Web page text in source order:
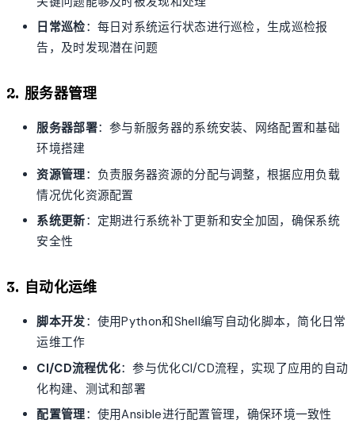
日常巡检：每日对系统运行状态进行巡检，生成巡检报
告，及时发现潜在问题
2. 服务器管理
服务器部署：参与新服务器的系统安装、网络配置和基础
环境搭建
资源管理：负责服务器资源的分配与调整，根据应用负载
情况优化资源配置
系统更新：定期进行系统补丁更新和安全加固，确保系统
安全性
3. 自动化运维
脚本开发：使用Python和Shell编写自动化脚本，简化日常
运维工作
CI/CD流程优化：参与优化CI/CD流程，实现了应用的自动
化构建、测试和部署
配置管理：使用Ansible进行配置管理，确保环境一致性